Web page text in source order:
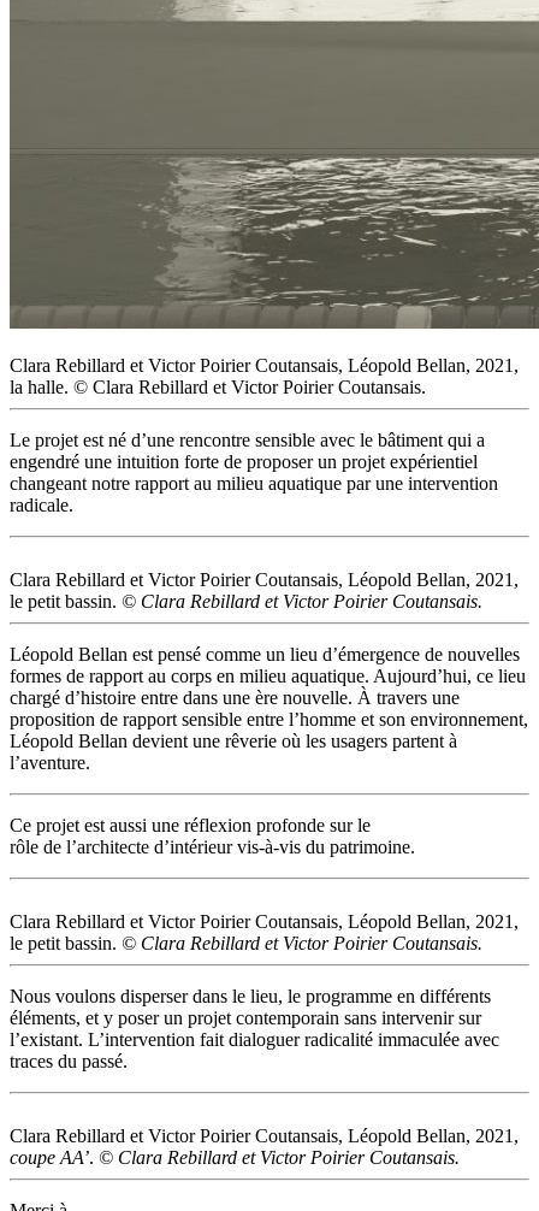
Clara Rebillard et Victor Poirier Coutansais, Léopold Bellan, 2021,
la halle. © Clara Rebillard et Victor Poirier Coutansais.
Le projet est né d’une rencontre sensible avec le bâtiment qui a
engendré une intuition forte de proposer un projet expérientiel
changeant notre rapport au milieu aquatique par une intervention
radicale.
Clara Rebillard et Victor Poirier Coutansais, Léopold Bellan, 2021,
le petit bassin. © Clara Rebillard et Victor Poirier Coutansais.
Léopold Bellan est pensé comme un lieu d’émergence de nouvelles
formes de rapport au corps en milieu aquatique. Aujourd’hui, ce lieu
chargé d’histoire entre dans une ère nouvelle. À travers une
proposition de rapport sensible entre l’homme et son environnement,
Léopold Bellan devient une rêverie où les usagers partent à
l’aventure.
Ce projet est aussi une réflexion profonde sur le
rôle de l’architecte d’intérieur vis-à-vis du patrimoine.
Clara Rebillard et Victor Poirier Coutansais, Léopold Bellan, 2021,
le petit bassin. © Clara Rebillard et Victor Poirier Coutansais.
Nous voulons disperser dans le lieu, le programme en différents
éléments, et y poser un projet contemporain sans intervenir sur
l’existant. L’intervention fait dialoguer radicalité immaculée avec
traces du passé.
Clara Rebillard et Victor Poirier Coutansais, Léopold Bellan, 2021,
coupe AA’. © Clara Rebillard et Victor Poirier Coutansais.